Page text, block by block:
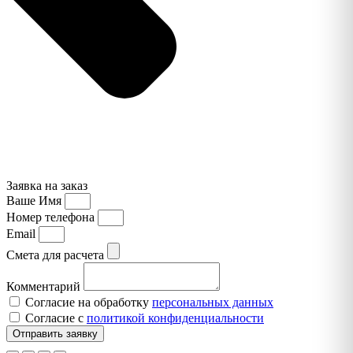
Заявка на заказ
Ваше Имя
Номер телефона
Email
Смета для расчета
Комментарий
Согласие на обработку персональных данных
Согласие с политикой конфиденциальности
Отправить заявку